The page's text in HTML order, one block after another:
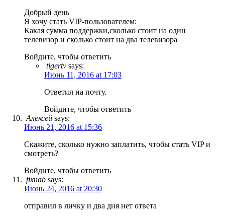
Добрый день
Я хочу стать VIP-пользователем:
Какая сумма поддержки,сколько стоит на один
телевизор и сколько стоит на два телевизора
Войдите, чтобы ответить
tigertv says:
Июнь 11, 2016 at 17:03
Ответил на почту.
Войдите, чтобы ответить
Алексей says:
Июнь 21, 2016 at 15:36
Скажите, сколько нужно заплатить, чтобы стать VIP и
смотреть?
Войдите, чтобы ответить
fixnab says:
Июнь 24, 2016 at 20:30
отправил в личку и два дня нет ответа